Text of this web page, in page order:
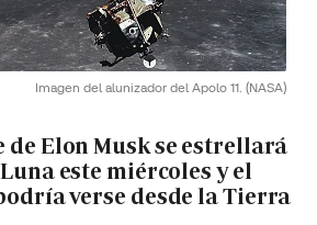
Imagen del alunizador del Apolo 11. (NASA)
de Elon Musk se estrellará
este miércoles y el
verse desde la Tierra